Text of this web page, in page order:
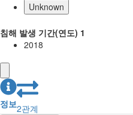
Unknown
침해 발생 기간(연도) 1
2018
정보2관계